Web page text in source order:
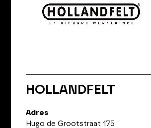
HOLLANDFELT
Adres
Hugo de Grootstraat 175